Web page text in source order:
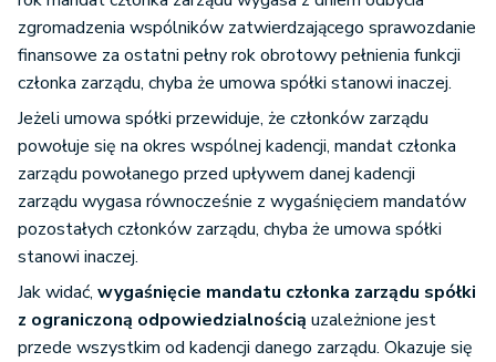
zgromadzenia wspólników zatwierdzającego sprawozdanie
finansowe za ostatni pełny rok obrotowy pełnienia funkcji
członka zarządu, chyba że umowa spółki stanowi inaczej.
Jeżeli umowa spółki przewiduje, że członków zarządu
powołuje się na okres wspólnej kadencji, mandat członka
zarządu powołanego przed upływem danej kadencji
zarządu wygasa równocześnie z wygaśnięciem mandatów
pozostałych członków zarządu, chyba że umowa spółki
stanowi inaczej.
Jak widać, wygaśnięcie mandatu członka zarządu spółki
z ograniczoną odpowiedzialnością uzależnione jest
przede wszystkim od kadencji danego zarządu. Okazuje się